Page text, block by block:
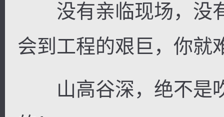
没有亲临现场，没
会到工程的艰巨，你就
山高谷深，绝不是